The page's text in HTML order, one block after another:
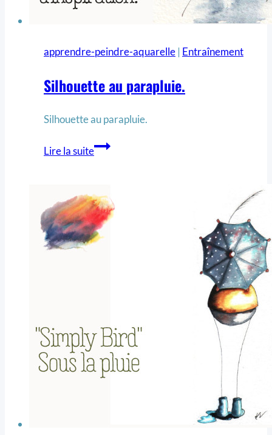
apprendre-peindre-aquarelle | Entraînement
Silhouette au parapluie.
Silhouette au parapluie.
Lire la suite